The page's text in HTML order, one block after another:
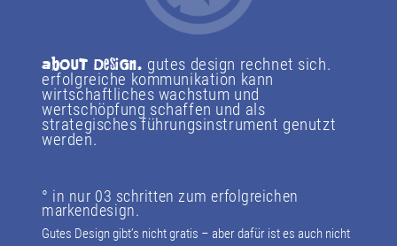
abOUT DeSiGn. gutes design rechnet sich.
erfolgreiche kommunikation kann
wirtschaftliches wachstum und
wertschöpfung schaffen und als
strategisches führungsinstrument genutzt
werden.
° in nur 03 schritten zum erfolgreichen
markendesign.
Gutes Design gibt’s nicht gratis – aber dafür ist es auch nicht